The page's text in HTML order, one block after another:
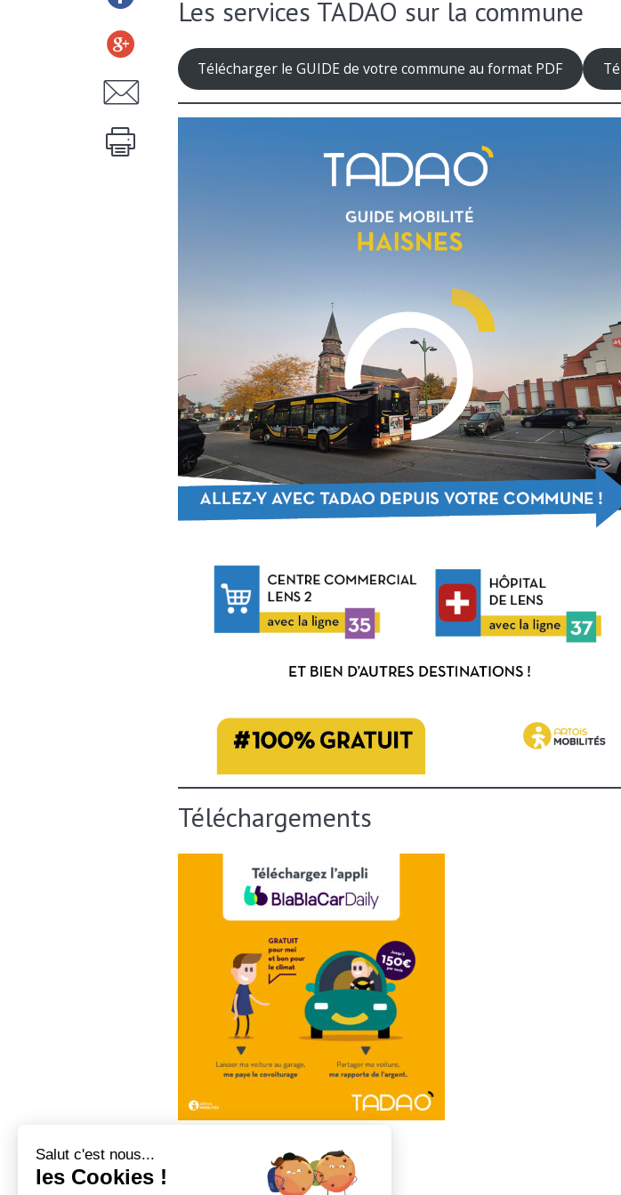
Les services TADAO sur la commune
Télécharger le GUIDE de votre commune au format PDF
Téléchargements
ENVOYER CETTE PAGE PAR EMAIL :
Salut c'est nous...
les Cookies !